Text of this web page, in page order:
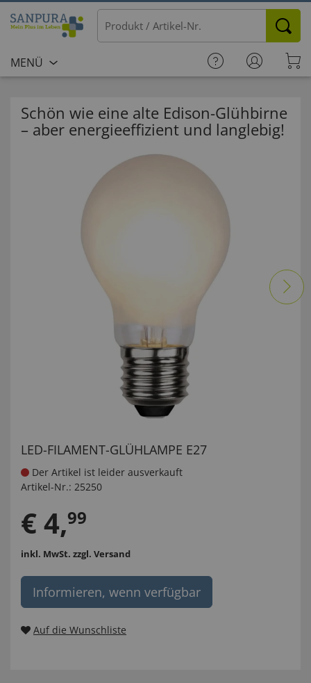
MENÜ
Schön wie eine alte Edison-Glühbirne
– aber energieeffizient und langlebig!
LED-FILAMENT-GLÜHLAMPE E27
Der Artikel ist leider ausverkauft
Artikel-Nr.: 25250
€4,99
inkl. MwSt. zzgl. Versand
Informieren, wenn verfügbar
Auf die Wunschliste